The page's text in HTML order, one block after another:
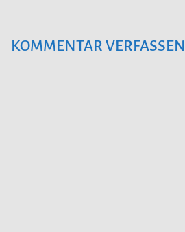
KOMMENTAR VERFASSEN